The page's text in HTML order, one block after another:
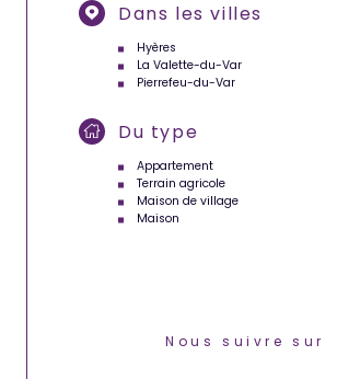
Dans les villes
Hyères
La Valette-du-Var
Pierrefeu-du-Var
Du type
Appartement
Terrain agricole
Maison de village
Maison
Nous suivre sur